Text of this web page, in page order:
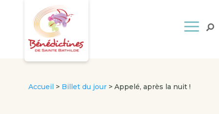
Accueil > Billet du jour> Appelé, après la nuit !